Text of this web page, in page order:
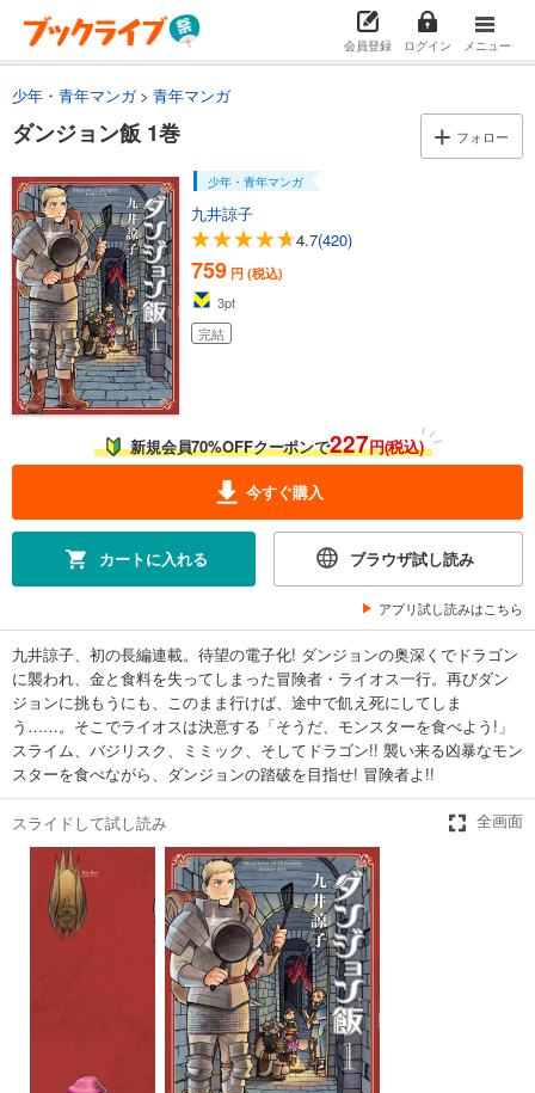
会員登録 ログイン メニュー
少年・青年マンガ 青年マンガ
ダンジョン飯 1巻 フォロー
少年・青年マンガ
九井諒子
4.7(420)
759 円 (税込)
3pt
完結
新規会員70%OFFクーポンで227円(税込)
今すぐ購入
カートに入れる ブラウザ試し読み
アプリ試し読みはこちら
九井諒子、初の長編連載。待望の電子化! ダンジョンの奥深くでドラゴン
に襲われ、金と食料を失ってしまった冒険者・ライオス一行。再びダン
ジョンに挑もうにも、このまま行けば、途中で飢え死にしてしま
う……。そこでライオスは決意する「そうだ、モンスターを食べよう!」
スライム、バジリスク、ミミック、そしてドラゴン!! 襲い来る凶暴なモン
スターを食べながら、ダンジョンの踏破を目指せ! 冒険者よ!!
スライドして試し読み 全画面